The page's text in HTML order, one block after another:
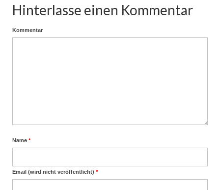
Hinterlasse einen Kommentar
Kommentar
Name *
Email (wird nicht veröffentlicht) *